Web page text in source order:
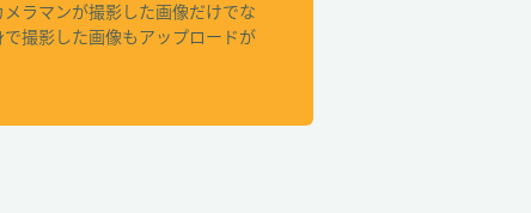
ラマンが撮影した画像だけでな
で撮影した画像もアップロードが